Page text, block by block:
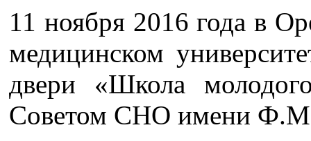
11 ноября 2016 года в
медицинском
двери «Школа
Советом СНО имени Ф.М.